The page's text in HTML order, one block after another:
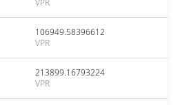
VPR
106949.58396612
VPR
213899.16793224
VPR